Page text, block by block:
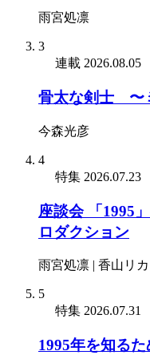
雨宮処凛
3
連載 2026.08.05
骨太な剣士 〜
今森光彦
4
特集 2026.07.23
座談会 「1995
ロダクション
雨宮処凛 | 香山リ
5
特集 2026.07.31
1995年を知る